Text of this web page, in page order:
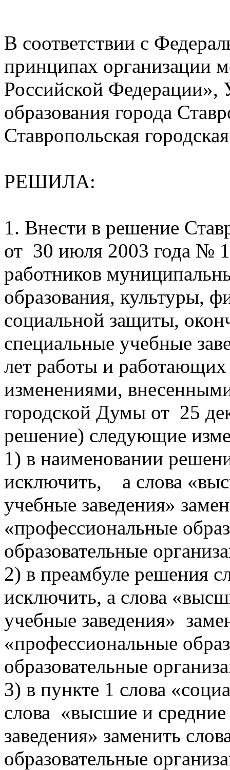
В соответствии с
принципах организации
Российской Федерации»,
образования города
Ставропольская
РЕШИЛА:
1. Внести в решение
от 30 июля 2003 года №
работников
образования, культуры,
социальной защиты,
специальные учебные
лет работы и
изменениями,
городской Думы от 25
решение) следующие
1) в наименовании
исключить, а слова
учебные заведения»
«профессиональные
образовательные
2) в преамбуле решения
исключить, а слова
учебные заведения»
«профессиональные
образовательные
3) в пункте 1 слова
слова «высшие и
заведения» заменить
образовательные